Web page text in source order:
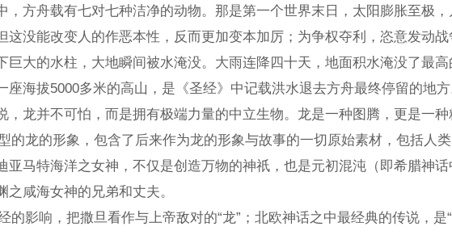
，方舟载有七对七种洁净的动物。那是第一个世界末日，太阳膨胀至
这没能改变人的作恶本性，反而更加变本加厉；为争权夺利，恣意发动
的水柱，大地瞬间被水淹没。大雨连降四十天，地面积水淹没了最高
拔5000多米的高山，是《圣经》中记载洪水退去方舟最终停留的地方
，龙并不可怕，而是拥有极端力量的中立生物。龙是一种图腾，更是
型的龙的形象，包含了后来作为龙的形象与故事的一切原始
亚马特海洋之女神，不仅是创造万物的神祇，也是元初混沌（即希腊神
咸海女神的兄弟和丈夫。
影响，把撒旦看作与上帝敌对的“龙”；北欧神话之中最经典的传说，